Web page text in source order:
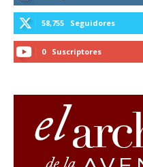
58,755 Seguidores
0 Suscriptores